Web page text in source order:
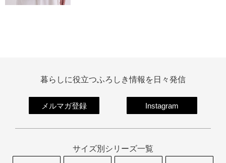
暮らしに役立つふろしき情報を日々発信
メルマガ登録 Instagram
サイズ別シリーズ一覧